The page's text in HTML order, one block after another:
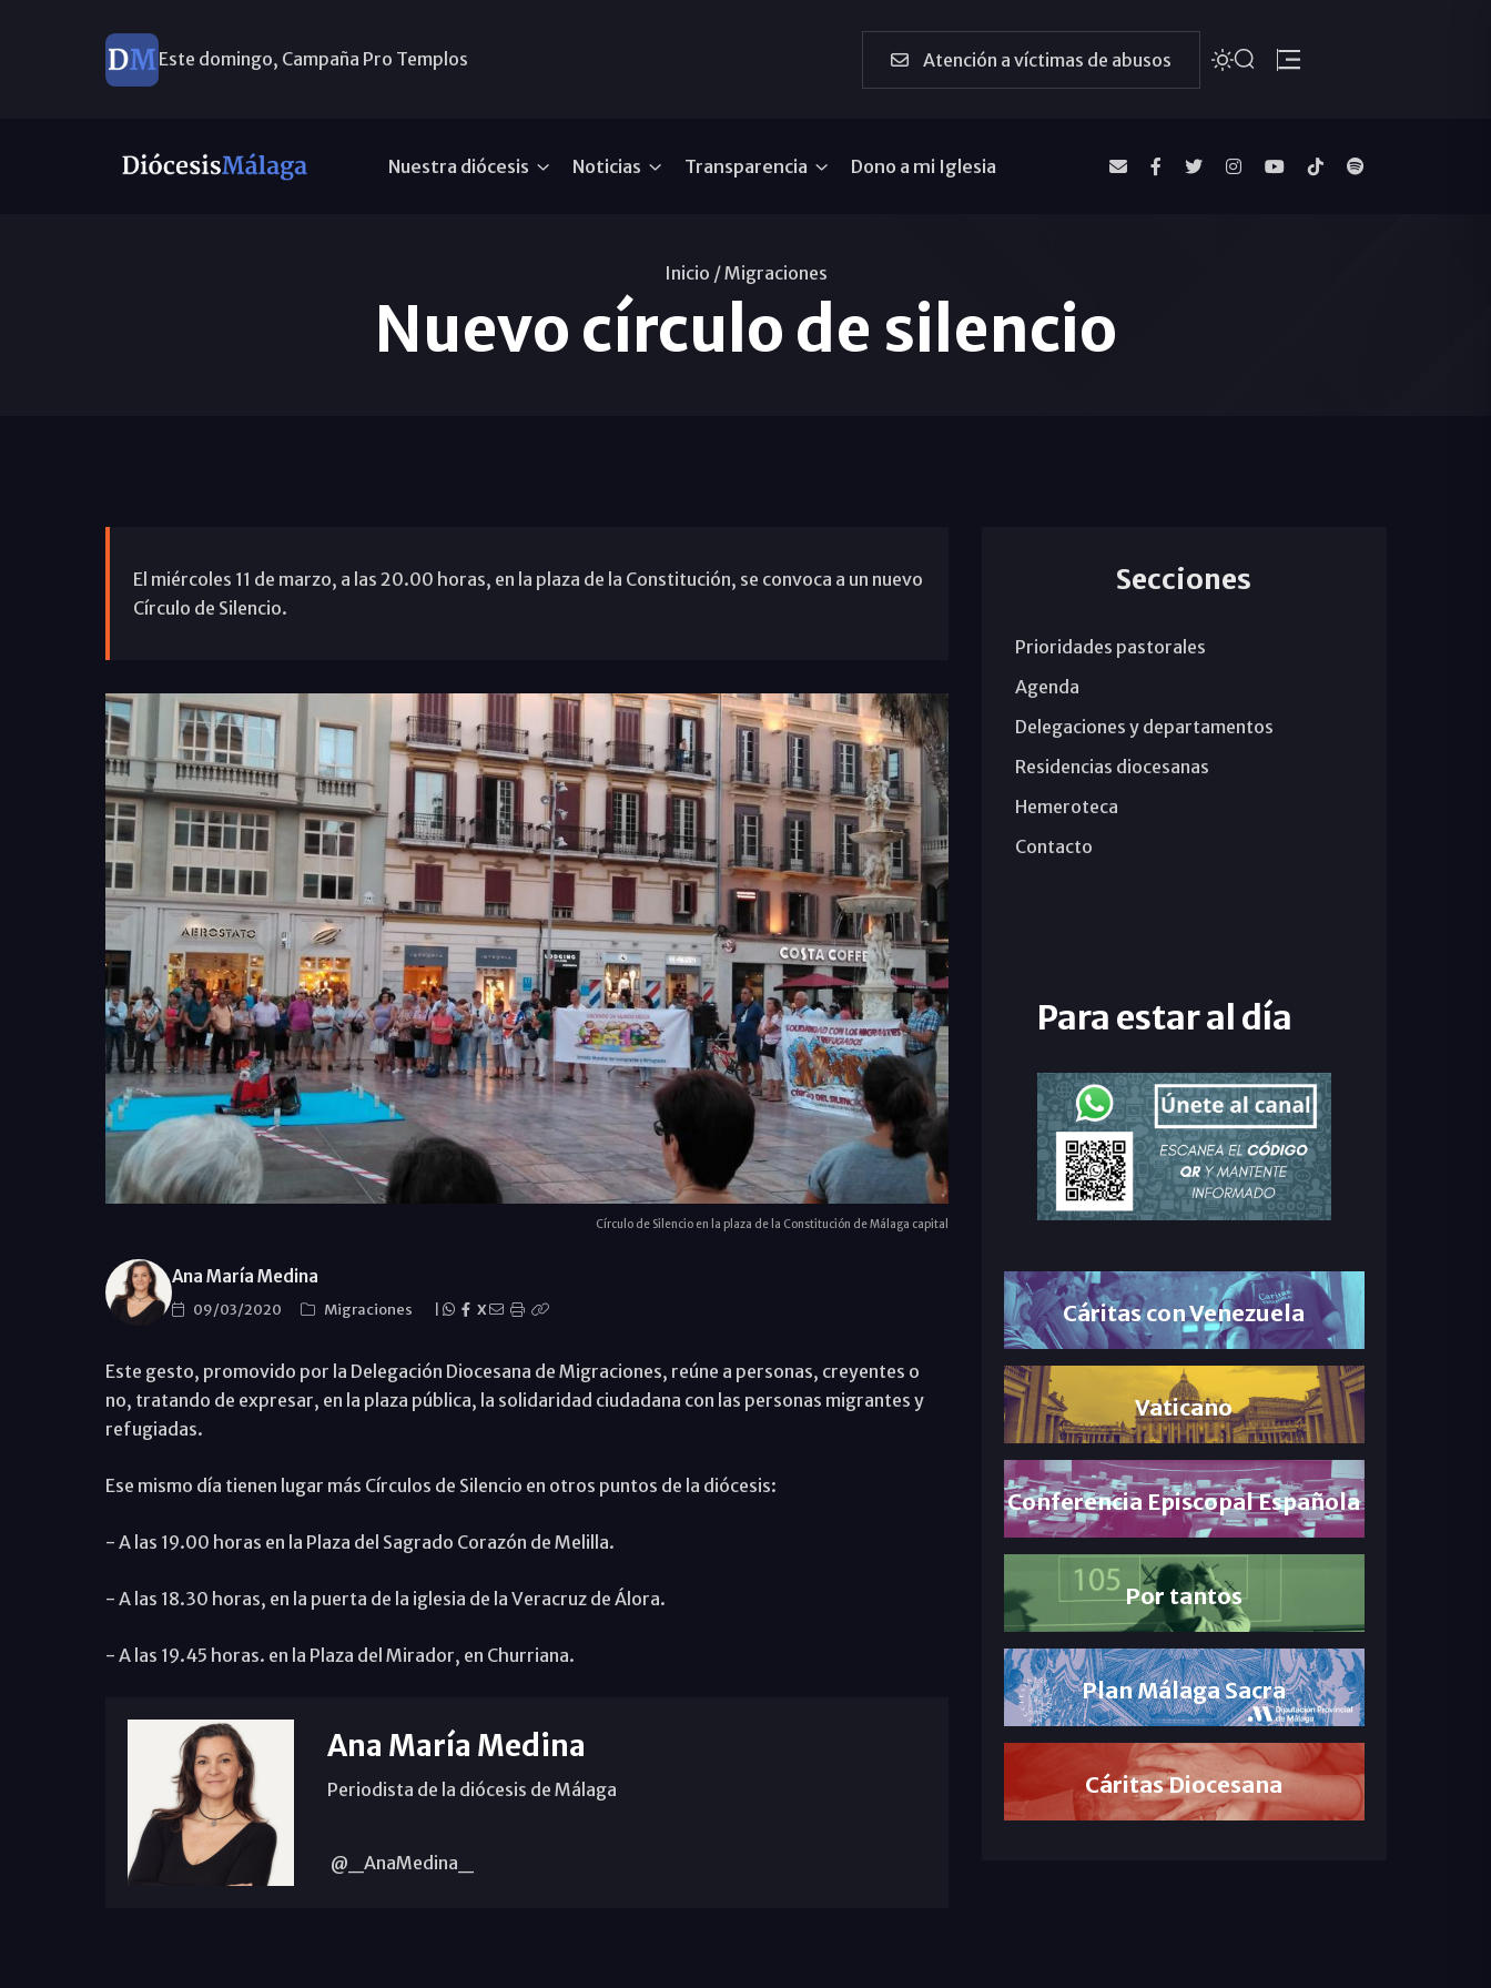
Este domingo, Campaña Pro Templos Atención a víctimas de abusos
Nuestra diócesis Noticias Transparencia Dono a mi Iglesia
Inicio /Migraciones
Nuevo círculo de silencio
El miércoles 11 de marzo, a las 20.00 horas, en la plaza de la Constitución, se convoca a un nuevo
Círculo de Silencio.
Círculo de Silencio en la plaza de la Constitución de Málaga capital
Ana María Medina
09/03/2020 Migraciones X
Este gesto, promovido por la Delegación Diocesana de Migraciones, reúne a personas, creyentes o
no, tratando de expresar, en la plaza pública, la solidaridad ciudadana con las personas migrantes y
refugiadas.
Ese mismo día tienen lugar más Círculos de Silencio en otros puntos de la diócesis:
- A las 19.00 horas en la Plaza del Sagrado Corazón de Melilla.
- A las 18.30 horas, en la puerta de la iglesia de la Veracruz de Álora.
- A las 19.45 horas. en la Plaza del Mirador, en Churriana.
Ana María Medina
Periodista de la diócesis de Málaga
@_AnaMedina_
Secciones
Prioridades pastorales
Agenda
Delegaciones y departamentos
Residencias diocesanas
Hemeroteca
Contacto
Para estar al día
Cáritas con Venezuela
Vaticano
Conferencia Episcopal Española
Por tantos
Plan Málaga Sacra
Cáritas Diocesana